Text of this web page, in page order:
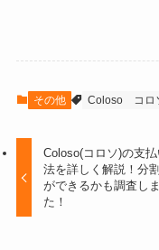
その他 Coloso コロ
Coloso(コロソ)の支
法を詳しく解説！分
ができるかも調査し
た！